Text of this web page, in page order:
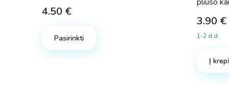
4.50 €
Pasirinkti
3.90 €
1-2 d.d.
Į